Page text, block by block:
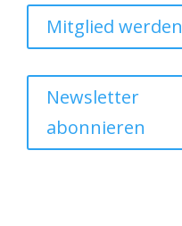
Mitglied werden
Newsletter
abonnieren